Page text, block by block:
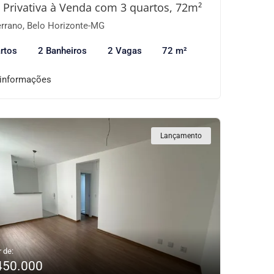
Privativa à Venda com 3 quartos, 72m²
Belo Horizonte-MG
2 Banheiros 2 Vagas 72 m²
Lançamento
de: